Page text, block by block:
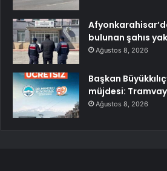
bulunan şahıs
Ağustos 8, 2026
Başkan
müjdesi:
Ağustos 8, 2026